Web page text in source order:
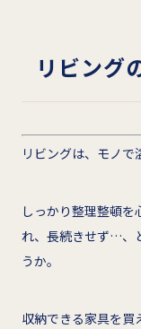
リビング
リビングは、モノで
しっかり整理整頓
れ、長続きせず…、
うか。
収納できる家具を買